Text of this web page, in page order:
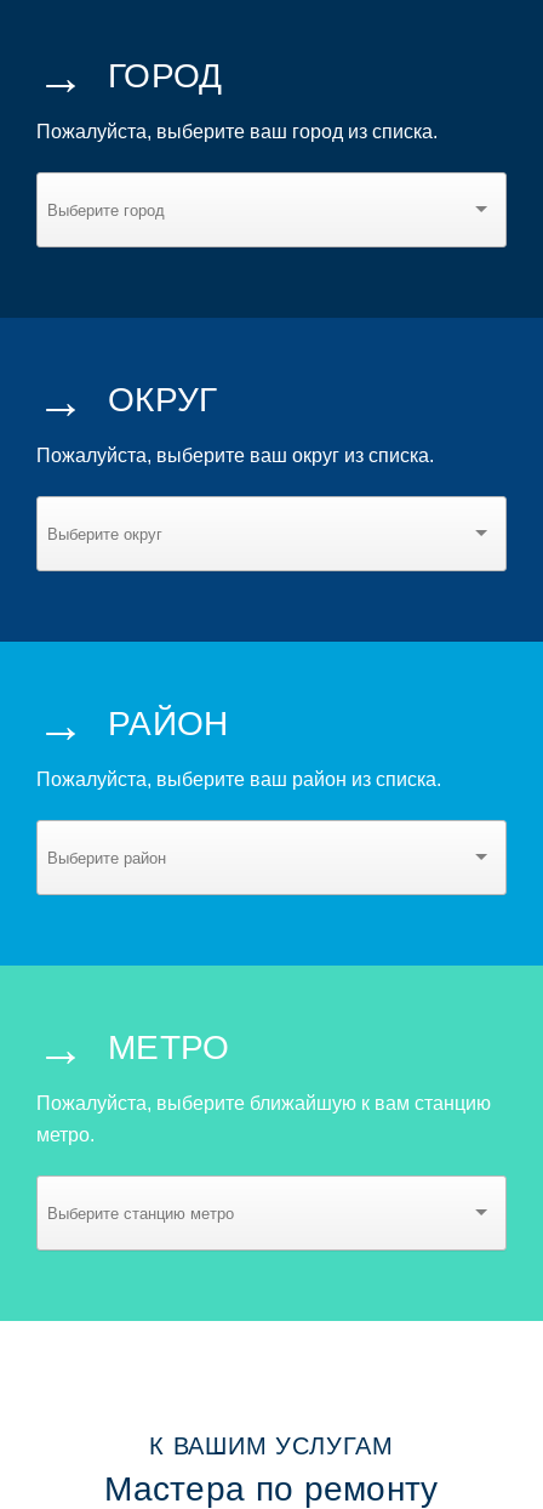
→ ГОРОД
Пожалуйста, выберите ваш город из списка.
→ ОКРУГ
Пожалуйста, выберите ваш округ из списка.
→ РАЙОН
Пожалуйста, выберите ваш район из списка.
→ МЕТРО
Пожалуйста, выберите ближайшую к вам станцию
метро.
К ВАШИМ УСЛУГАМ
Мастера по ремонту